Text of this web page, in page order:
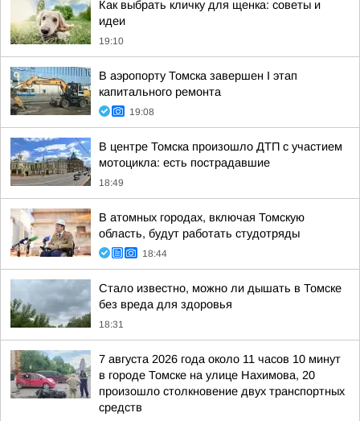
Как выбрать кличку для щенка: советы и
идеи
19:10
В аэропорту Томска завершен I этап
капитального ремонта
19:08
В центре Томска произошло ДТП с участием
мотоцикла: есть пострадавшие
18:49
В атомных городах, включая Томскую
область, будут работать студотряды
18:44
Стало известно, можно ли дышать в Томске
без вреда для здоровья
18:31
7 августа 2026 года около 11 часов 10 минут
в городе Томске на улице Нахимова, 20
произошло столкновение двух транспортных
средств